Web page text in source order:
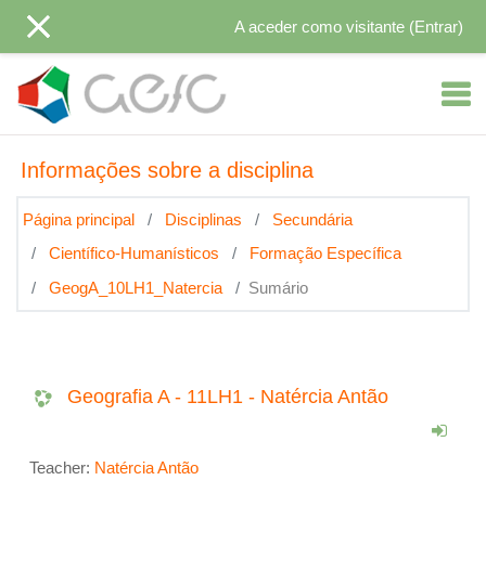
A aceder como visitante (Entrar)
Informações sobre a disciplina
Página principal Disciplinas
Secundária
Científico-Humanísticos
Formação Específica
GeogA_10LH1_Natercia
Sumário
Geografia A - 11LH1 - Natércia Antão
Teacher: Natércia Antão